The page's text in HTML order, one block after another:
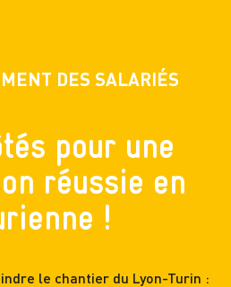
DES SALARIÉS
pour une
réussie en
!
le chantier du Lyon-Turin :